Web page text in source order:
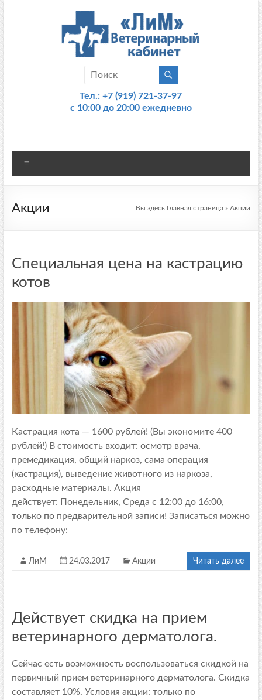
Ветеринарный
кабинетТел.:+7 (919) 721-37-97
c 10:00 до 20:00 ежедневно
Акции Вы здесь:Главная страница »Акции
Специальная цена на кастрацию
котов
Кастрация кота — 1600 рублей! (Вы экономите 400
рублей!) В стоимость входит: осмотр врача,
премедикация, общий наркоз, сама операция
(кастрация), выведение животного из наркоза,
расходные материалы. Акция
действует: Понедельник, Среда с 12:00 до 16:00,
только по предварительной записи! Записаться можно
по телефону:
ЛиМ 24.03.2017 Акции Читать далее
Действует скидка на прием
ветеринарного дерматолога.
Сейчас есть возможность воспользоваться скидкой на
первичный прием ветеринарного дерматолога. Скидка
составляет 10%. Условия акции: только по